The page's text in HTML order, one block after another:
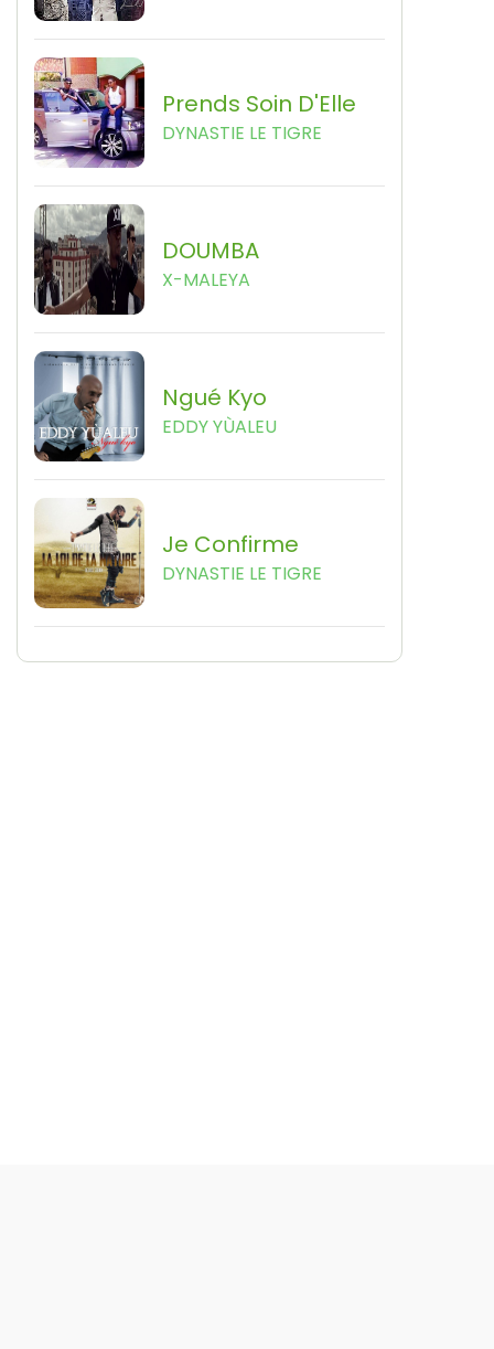
Prends Soin D'Elle
DYNASTIE LE TIGRE
DOUMBA
X-MALEYA
Ngué Kyo
EDDY YÙALEU
Je Confirme
DYNASTIE LE TIGRE